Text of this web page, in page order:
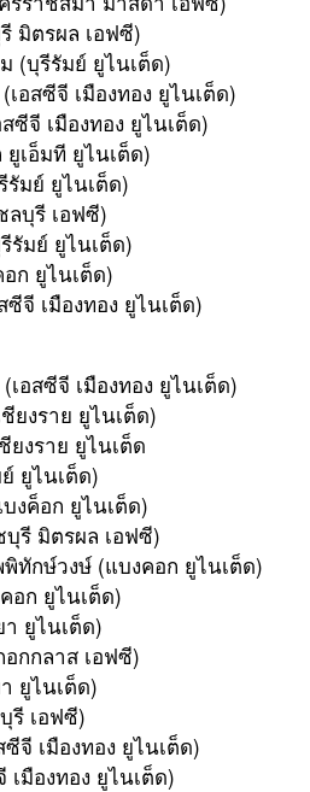
มิตรผล เอฟซี)
(บุรีรัมย์ ยูไนเต็ด)
อสซีจี เมืองทอง ยูไนเต็ด)
ซีจี เมืองทอง ยูไนเต็ด)
เอ็มที ยูไนเต็ด)
รัมย์ ยูไนเต็ด)
บุรี เอฟซี)
รัมย์ ยูไนเต็ด)
ก ยูไนเต็ด)
จี เมืองทอง ยูไนเต็ด)
อสซีจี เมืองทอง ยูไนเต็ด)
ยงราย ยูไนเต็ด)
ยงราย ยูไนเต็ด
ยูไนเต็ด)
งค็อก ยูไนเต็ด)
รี มิตรผล เอฟซี)
ทักษ์วงษ์ (แบงคอก ยูไนเต็ด)
อก ยูไนเต็ด)
ยูไนเต็ด)
กกลาส เอฟซี)
ยูไนเต็ด)
รี เอฟซี)
จี เมืองทอง ยูไนเต็ด)
เมืองทอง ยูไนเต็ด)